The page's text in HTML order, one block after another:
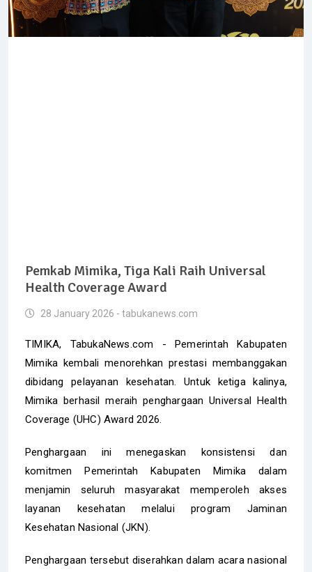
Pemkab Mimika, Tiga Kali Raih Universal
Health Coverage Award
28 January 2026 - tabukanews.com
TIMIKA, TabukaNews.com - Pemerintah Kabupaten
Mimika kembali menorehkan prestasi membanggakan
dibidang pelayanan kesehatan. Untuk ketiga kalinya,
Mimika berhasil meraih penghargaan Universal Health
Coverage (UHC) Award 2026.
Penghargaan ini menegaskan konsistensi dan
komitmen Pemerintah Kabupaten Mimika dalam
menjamin seluruh masyarakat memperoleh akses
layanan kesehatan melalui program Jaminan
Kesehatan Nasional (JKN).
Penghargaan tersebut diserahkan dalam acara nasional